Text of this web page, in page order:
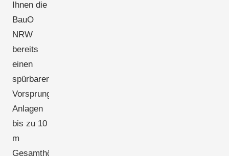
Ihnen die
BauO
NRW
bereits
einen
spürbaren
Vorsprung:
Anlagen
bis zu 10
m
Gesamthöhe